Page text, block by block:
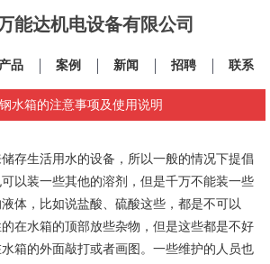
能达机电设备有限公司
产品 案例 新闻 招聘 联系
水箱的注意事项及使用说明
存生活用水的设备，所以一般的情况下提倡
以装一些其他的溶剂，但是千万不能装一些
体，比如说盐酸、硫酸这些，都是不可以
在水箱的顶部放些杂物，但是这些都是不好
箱的外面敲打或者画图。一些维护的人员也